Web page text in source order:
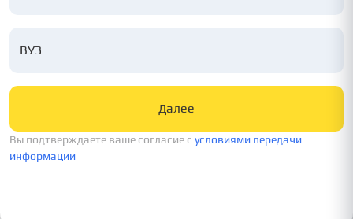
ВУЗ
Вы подтверждаете ваше согласие c условиями передачи
информации
Далее